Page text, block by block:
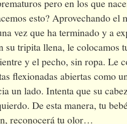
pero en los que
esto? Aprovechando el
vez que ha terminado y a
su tripita llena, le colocamos
y el pecho, sin ropa. Le
flexionadas abiertas como
un lado. Intenta que su
De esta manera, tu
reconocerá tu olor…